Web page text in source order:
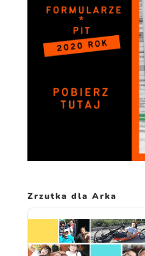
Zrzutka dla Arka